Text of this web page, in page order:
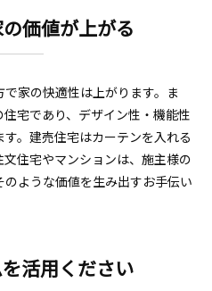
価値が上がる
家の快適性は上がります。ま
宅であり、デザイン性・機能性
。建売住宅はカーテンを入れる
住宅やマンションは、施主様の
ような価値を生み出すお手伝い
活用ください